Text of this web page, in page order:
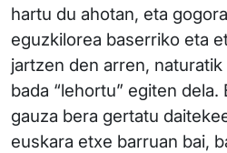
hartu du ahotan, eta
eguzkilorea baserriko eta
jartzen den arren,
bada “lehortu” egiten dela.
gauza bera gertatu
euskara etxe barruan bai,